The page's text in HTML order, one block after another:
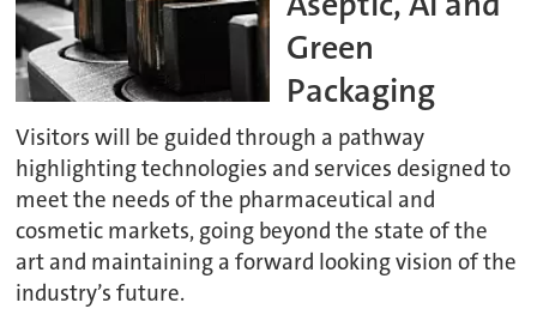
Green
Packaging
Visitors will be guided through a pathway
highlighting technologies and services designed to
meet the needs of the pharmaceutical and
cosmetic markets, going beyond the state of the
art and maintaining a forward looking vision of the
industry’s future.